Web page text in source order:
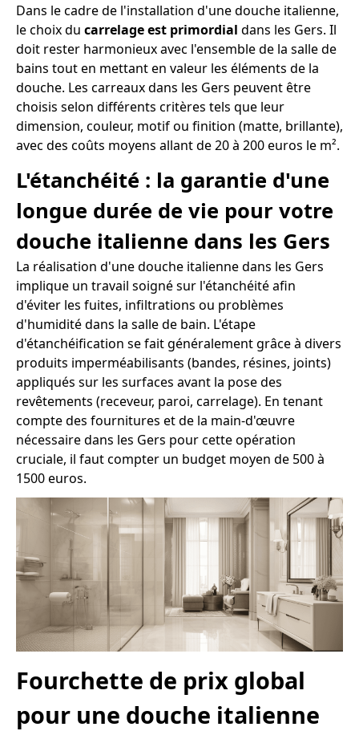
Dans le cadre de l'installation d'une douche italienne,
le choix du carrelage est primordial dans les Gers. Il
doit rester harmonieux avec l'ensemble de la salle de
bains tout en mettant en valeur les éléments de la
douche. Les carreaux dans les Gers peuvent être
choisis selon différents critères tels que leur
dimension, couleur, motif ou finition (matte, brillante),
avec des coûts moyens allant de 20 à 200 euros le m².
L'étanchéité : la garantie d'une
longue durée de vie pour votre
douche italienne dans les Gers
La réalisation d'une douche italienne dans les Gers
implique un travail soigné sur l'étanchéité afin
d'éviter les fuites, infiltrations ou problèmes
d'humidité dans la salle de bain. L'étape
d'étanchéification se fait généralement grâce à divers
produits imperméabilisants (bandes, résines, joints)
appliqués sur les surfaces avant la pose des
revêtements (receveur, paroi, carrelage). En tenant
compte des fournitures et de la main-d'œuvre
nécessaire dans les Gers pour cette opération
cruciale, il faut compter un budget moyen de 500 à
1500 euros.
Fourchette de prix global
pour une douche italienne